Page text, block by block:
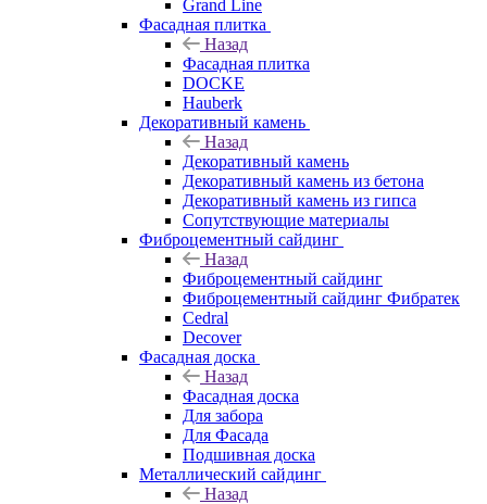
Grand Line
Фасадная плитка
Назад
Фасадная плитка
DOCKE
Hauberk
Декоративный камень
Назад
Декоративный камень
Декоративный камень из бетона
Декоративный камень из гипса
Сопутствующие материалы
Фиброцементный сайдинг
Назад
Фиброцементный сайдинг
Фиброцементный сайдинг Фибратек
Cedral
Decover
Фасадная доска
Назад
Фасадная доска
Для забора
Для Фасада
Подшивная доска
Металлический сайдинг
Назад